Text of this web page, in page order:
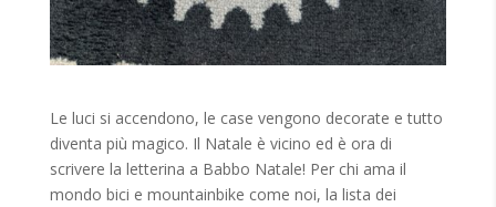
Le luci si accendono, le case vengono decorate e tutto
diventa più magico. Il Natale è vicino ed è ora di
scrivere la letterina a Babbo Natale! Per chi ama il
mondo bici e mountainbike come noi, la lista dei